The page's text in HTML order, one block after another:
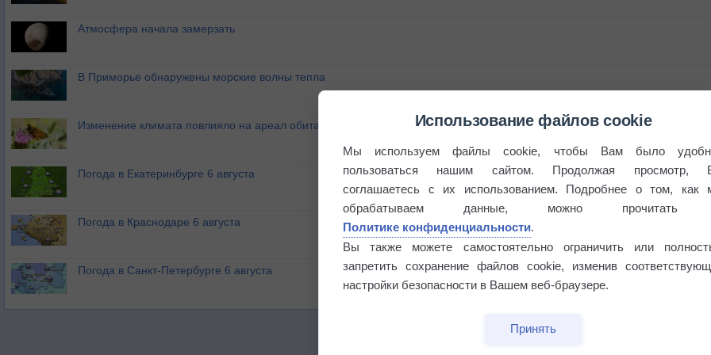
Атмосфера начала замерзать
В Приморье обнаружены морские волны тепла
Изменение климата повлияло на ареал обитания бабочек
Погода в Екатеринбурге 6 августа
Погода в Краснодаре 6 августа
Погода в Санкт-Петербурге 6 августа
Использование файлов cookie
Мы используем файлы cookie, чтобы Вам было
пользоваться нашим сайтом. Продолжая просмотр,
соглашаетесь с их использованием. Подробнее о том, как
обрабатываем данные, можно прочитать
Политике конфиденциальности.
Вы также можете самостоятельно ограничить или
запретить сохранение файлов cookie, изменив
настройки безопасности в Вашем веб-браузере.
Принять